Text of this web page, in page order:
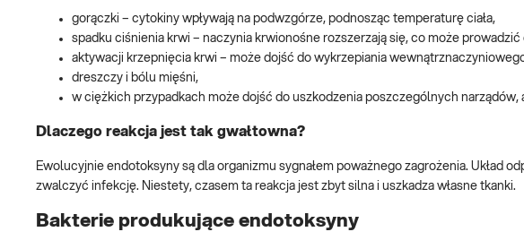
gorączki – cytokiny wpływają na podwzgórze, podnosząc temperaturę ciała,
spadku ciśnienia krwi – naczynia krwionośne rozszerzają się, co może prowadzić
aktywacji krzepnięcia krwi – może dojść do wykrzepiania
dreszczy i bólu mięśni,
w ciężkich przypadkach może dojść do uszkodzenia poszczególnych
Dlaczego reakcja jest tak gwałtowna?
Ewolucyjnie endotoksyny są dla organizmu sygnałem poważnego zagrożenia. Układ
zwalczyć infekcję. Niestety, czasem ta reakcja jest zbyt silna i uszkadza własne tkanki.
Bakterie produkujące endotoksyny